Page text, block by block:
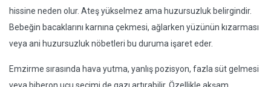
hissine neden olur. Ateş yükselmez ama huzursuzluk belirgindir.
Bebeğin bacaklarını karnına çekmesi, ağlarken yüzünün kızarması
veya ani huzursuzluk nöbetleri bu duruma işaret eder.
Emzirme sırasında hava yutma, yanlış pozisyon, fazla süt gelmesi